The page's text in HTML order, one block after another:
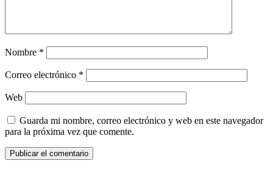
Nombre *
Correo electrónico *
Web
Guarda mi nombre, correo electrónico y web en este navegador
para la próxima vez que comente.